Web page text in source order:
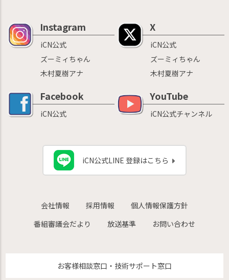
Instagram
iCN公式
ズーミィちゃん
木村夏樹アナ
X
iCN公式
ズーミィちゃん
木村夏樹アナ
Facebook
iCN公式
YouTube
iCN公式チャンネル
iCN公式LINE 登録はこちら
会社情報 採用情報
個人情報保護方針
番組審議会だより
放送基準 お問い合わせ
お客様相談窓口・技術サポート窓口